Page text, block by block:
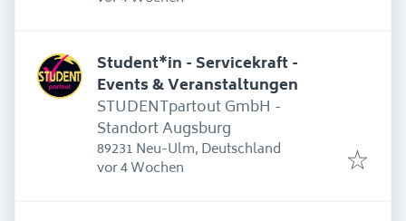
Student*in - Servicekraft -
Events & Veranstaltungen
STUDENTpartout GmbH -
Standort Augsburg
89231 Neu-Ulm, Deutschland
Erschienen:
vor 4 Wochen